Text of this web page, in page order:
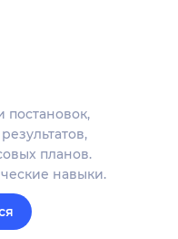
постановок,
планов.
навыки.